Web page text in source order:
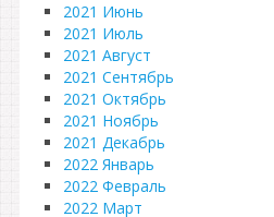
2021 Июнь
2021 Июль
2021 Август
2021 Сентябрь
2021 Октябрь
2021 Ноябрь
2021 Декабрь
2022 Январь
2022 Февраль
2022 Март